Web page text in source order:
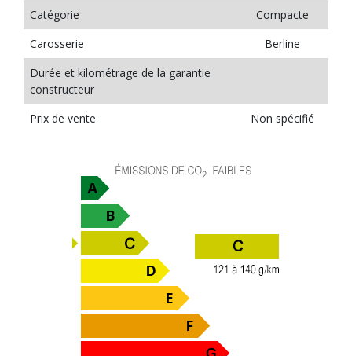
Catégorie
Compacte
Carosserie
Berline
Durée et kilométrage de la garantie
constructeur
Prix de vente
Non spécifié